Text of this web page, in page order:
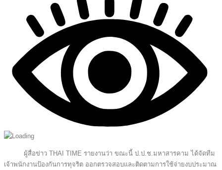
ผู้สื่อข่าว THAI TIME รายงานว่า ขณะนี้ ป.ป.ช.มหาสารคาม ได้จัดทีม
เจ้าพนักงานป้องกันการทุจริต ออกตรวจสอบและติดตามการใช้จ่ายงบประมาณ